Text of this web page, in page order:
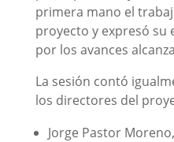
primera mano el
proyecto y expresó su
por los avances
La sesión contó
los directores del
Jorge Pastor